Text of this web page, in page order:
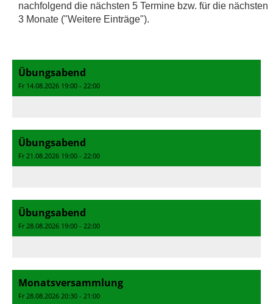
nachfolgend die nächsten 5 Termine bzw. für die nächsten
3 Monate ("Weitere Einträge").
Übungsabend
Fr 14.08.2026 19:00 - 22:00
Übungsabend
Fr 21.08.2026 19:00 - 22:00
Übungsabend
Fr 28.08.2026 19:00 - 22:00
Monatsversammlung
Fr 28.08.2026 20:30 - 21:00